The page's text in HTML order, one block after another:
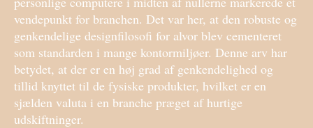
vendepunkt for branchen. Det var her, at den robuste og
genkendelige designfilosofi for alvor blev cementeret
som standarden i mange kontormiljøer. Denne arv har
betydet, at der er en høj grad af genkendelighed og
tillid knyttet til de fysiske produkter, hvilket er en
sjælden valuta i en branche præget af hurtige
udskiftninger.